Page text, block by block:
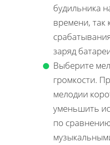
будильника
времени, так
заряд
Выберите
громкости.
мелодии
уменьшить
по